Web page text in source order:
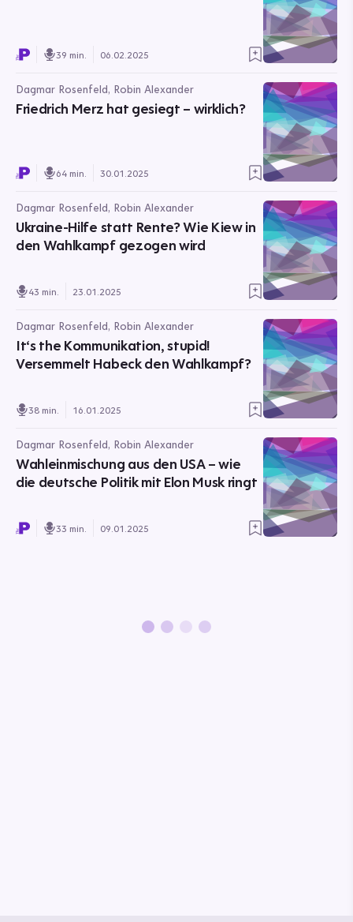
39 min. 06.02.2025
Dagmar Rosenfeld, Robin Alexander
Friedrich Merz hat gesiegt – wirklich?
64 min. 30.01.2025
Dagmar Rosenfeld, Robin Alexander
Ukraine-Hilfe statt Rente? Wie Kiew in
den Wahlkampf gezogen wird
43 min. 23.01.2025
Dagmar Rosenfeld, Robin Alexander
It‘s the Kommunikation, stupid!
Versemmelt Habeck den Wahlkampf?
38 min. 16.01.2025
Dagmar Rosenfeld, Robin Alexander
Wahleinmischung aus den USA – wie
die deutsche Politik mit Elon Musk ringt
33 min. 09.01.2025